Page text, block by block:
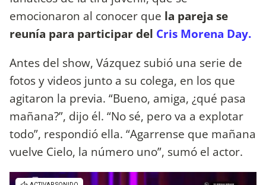
emocionaron al conocer que la pareja se
reunía para participar del Cris Morena Day.
Antes del show, Vázquez subió una serie de
fotos y videos junto a su colega, en los que
agitaron la previa. “Bueno, amiga, ¿qué pasa
mañana?”, dijo él. “No sé, pero va a explotar
todo”, respondió ella. “Agarrense que mañana
vuelve Cielo, la número uno”, sumó el actor.